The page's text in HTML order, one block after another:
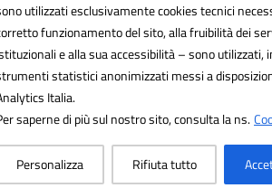
utilizzati esclusivamente cookies tecnici
funzionamento del sito, alla fruibilità dei
e alla sua accessibilità – sono utilizzati,
statistici anonimizzati messi a
Italia.
saperne di più sul nostro sito, consulta la ns.
Personalizza Rifiuta tutto